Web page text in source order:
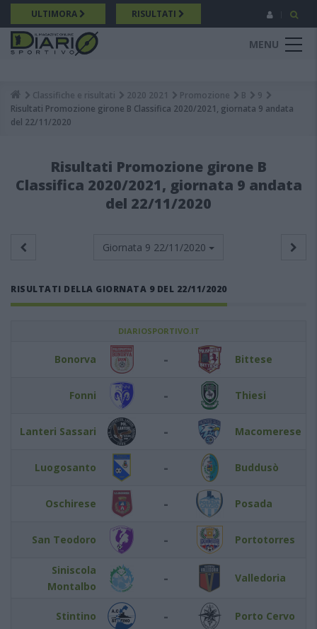
Salta
al
contenuto
principale
ULTIMORA RISULTATI
MENU
Breadcrumb
Classifiche e risultati 2020 2021 Promozione B
9
Risultati Promozione girone B Classifica 2020/2021, giornata 9 andata
del 22/11/2020
Risultati Promozione girone B
Classifica 2020/2021, giornata 9 andata
del 22/11/2020
Giornata 9 22/11/2020
RISULTATI DELLA GIORNATA 9 DEL 22/11/2020
DIARIOSPORTIVO.IT
Bonorva - Bittese
Fonni - Thiesi
Lanteri Sassari - Macomerese
Luogosanto - Buddusò
Oschirese - Posada
San Teodoro - Portotorres
Siniscola
Montalbo
- Valledoria
Stintino - Porto Cervo